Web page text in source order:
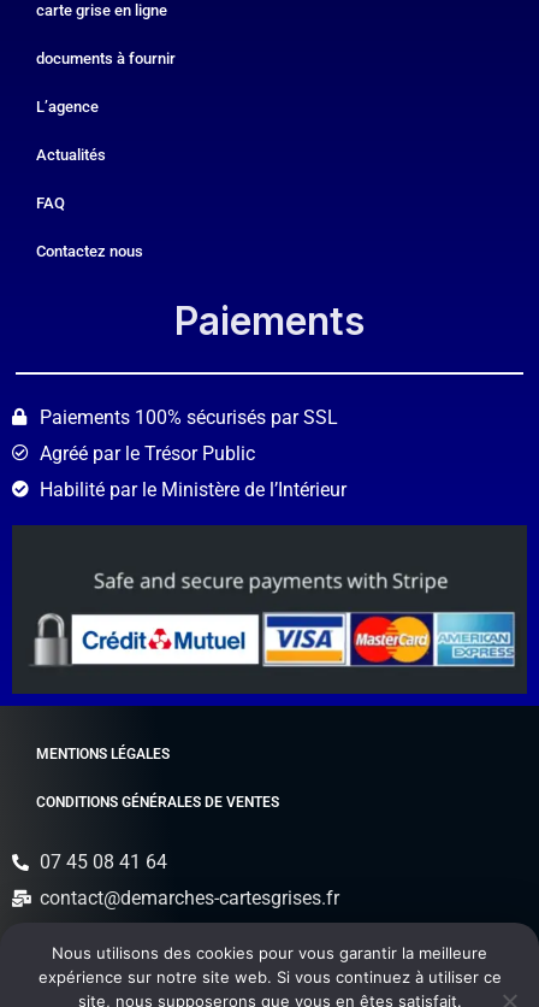
carte grise en ligne
documents à fournir
L’agence
Actualités
FAQ
Contactez nous
Paiements​
Paiements 100% sécurisés par SSL
Agréé par le Trésor Public
Habilité par le Ministère de l’Intérieur
MENTIONS LÉGALES
CONDITIONS GÉNÉRALES DE VENTES
07 45 08 41 64
contact@demarches-cartesgrises.fr
🇫🇷 Agréé par le Ministère de l’Intérieur et le Trésor
Nous utilisons des cookies pour vous garantir la meilleure
expérience sur notre site web. Si vous continuez à utiliser ce
site, nous supposerons que vous en êtes satisfait.